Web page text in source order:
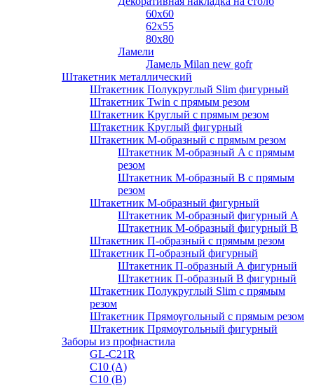
60х60
62х55
80х80
Ламели
Ламель Milan new gofr
Штакетник металлический
Штакетник Полукруглый Slim фигурный
Штакетник Twin с прямым резом
Штакетник Круглый с прямым резом
Штакетник Круглый фигурный
Штакетник М-образный с прямым резом
Штакетник М-образный A с прямым
резом
Штакетник М-образный B с прямым
резом
Штакетник М-образный фигурный
Штакетник М-образный фигурный A
Штакетник М-образный фигурный B
Штакетник П-образный с прямым резом
Штакетник П-образный фигурный
Штакетник П-образный А фигурный
Штакетник П-образный В фигурный
Штакетник Полукруглый Slim с прямым
резом
Штакетник Прямоугольный с прямым резом
Штакетник Прямоугольный фигурный
Заборы из профнастила
GL-С21R
С10 (A)
С10 (В)